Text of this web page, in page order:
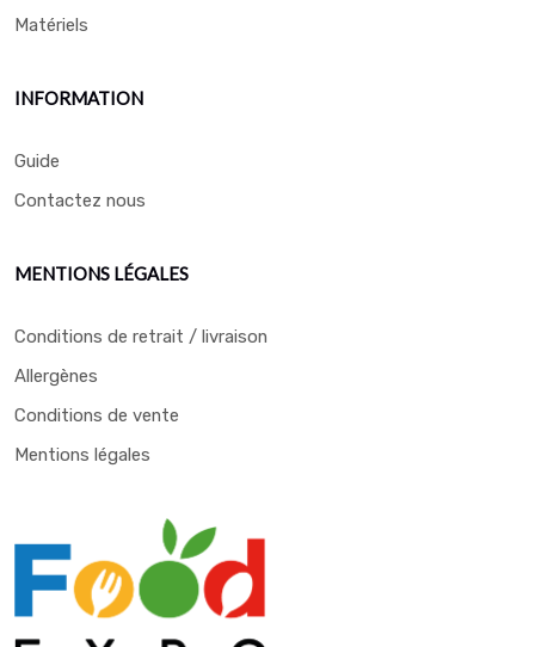
Matériels
INFORMATION
Guide
Contactez nous
MENTIONS LÉGALES
Conditions de retrait / livraison
Allergènes
Conditions de vente
Mentions légales